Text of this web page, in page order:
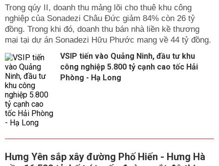
Trong qúy II, doanh thu mảng lõi cho thuê khu công
nghiệp của Sonadezi Châu Đức giảm 84% còn 26 tỷ
đồng. Trong khi đó, doanh thu bán nhà liền kề thương
mại tại dự án Sonadezi Hữu Phước mang về 44 tỷ đồng.
VSIP tiến vào Quảng Ninh, đầu tư khu
công nghiệp 5.800 tỷ cạnh cao tốc Hải
Phòng - Hạ Long
Hưng Yên sắp xây đường Phố Hiến - Hưng Hà